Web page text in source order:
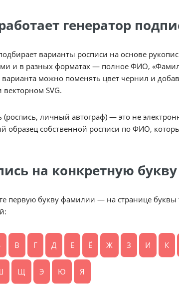
генератор
варианты росписи на основе
и в разных форматах — полное ФИО,
варианта можно поменять цвет чернил и
векторном SVG.
(роспись, личный автограф) — это не
образец собственной росписи по ФИО,
на конкретную букву
первую букву фамилии — на странице
В Г Д Е Ё Ж З И К
Щ Э Ю Я